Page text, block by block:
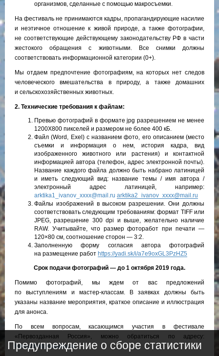
организмов, сделанные с помощью макросъемки.
На фестиваль не принимаются кадры, пропагандирующие насилие
и неэтичное отношение к живой природе, а также фотографии,
не соответствующие действующему законодательству РФ в части
жестокого обращения с животными. Все снимки должны
соответствовать информационной категории (0+).
Мы отдаем предпочтение фотографиям, на которых нет следов
человеческого вмешательства в природу, а также домашних
и сельскохозяйственных животных.
2. Технические требования к файлам:
Превью фотографий в формате jpg разрешением не менее
1200Х800 пикселей и размером не более 400 кБ.
Файл (Word, Exel) с названием фото, его описанием (место
съемки и информация о нем, история кадра, вид
изображенного животного или растения) и контактной
информацией автора (телефон, адрес электронной почты).
Название каждого файла должно быть набрано латиницей
и иметь следующий вид: название темы / имя автора /
электронный адрес латиницей, например:
arktika1_ivanov_xxxx@mail.ru arktika2_ivanov_xxxx@mail.ru
Файлы изображений в высоком разрешении. Они должны
соответствовать следующим требованиям: формат TIFF или
JPEG, разрешение 300 dpi и выше, желательно наличие
RAW. Учитывайте, что размер фоторабот при печати —
120×80 см, соотношение сторон — 3:2.
Заполненную форму согласия автора фотографий
на размещение работ https://yadi.sk/i/a7e9oxGL3PzHZ5
Срок подачи фотографий — до 1 октября 2019 года.
Помимо фотографий, мы ждем от вас предложений
по выступлениям и мастер-классам. В заявках должны быть
указаны название мероприятия, краткое описание и иллюстрация
для анонса.
По всем вопросам, касающимся участия в фестивале
«Первозданная Россия», можно обратиться по адресу:
fotocultfest@yandex.ru.
Предупреждение о сборе статистики